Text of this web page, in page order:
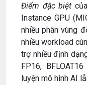
Điểm đặc biệt
Instance GPU
nhiều phân vùng
nhiều workload
trợ nhiều định
FP16,
luyện mô hình AI